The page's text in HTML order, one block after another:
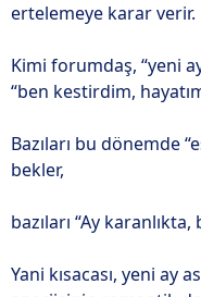
ertelemeye karar verir.
Kimi forumdaş, “yeni
“ben kestirdim,
Bazıları bu dönemde
bekler,
bazıları “Ay
Yani kısacası, yeni ay